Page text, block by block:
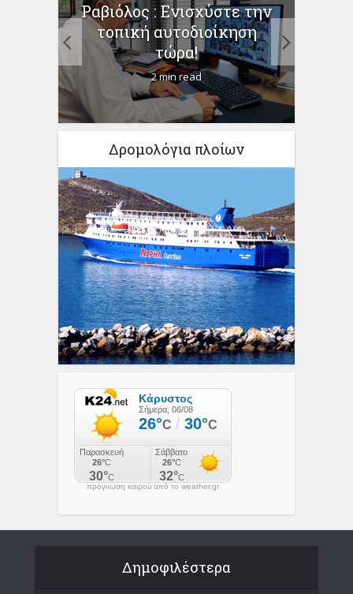
Ραβιόλος : Ενισχύστε την
τοπική αυτοδιοίκηση
τώρα!
2 min read
Δρομολόγια πλοίων
πρόγνωση καιρού από το weather.gr
Δημοφιλέστερα